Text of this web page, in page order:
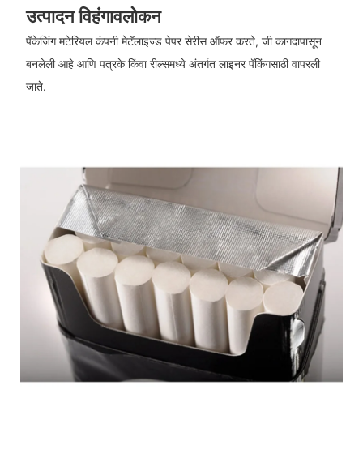
उत्पादन विहंगावलोकन
पॅकेजिंग मटेरियल कंपनी मेटॅलाइज्ड पेपर सेरीस ऑफर करते, जी कागदापासून
बनलेली आहे आणि पत्रके किंवा रील्समध्ये अंतर्गत लाइनर पॅकिंगसाठी वापरली
जाते.